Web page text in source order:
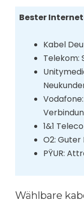
Bester
Kabel
Telekom:
1&1
O2:
PŸUR:
Wählbare